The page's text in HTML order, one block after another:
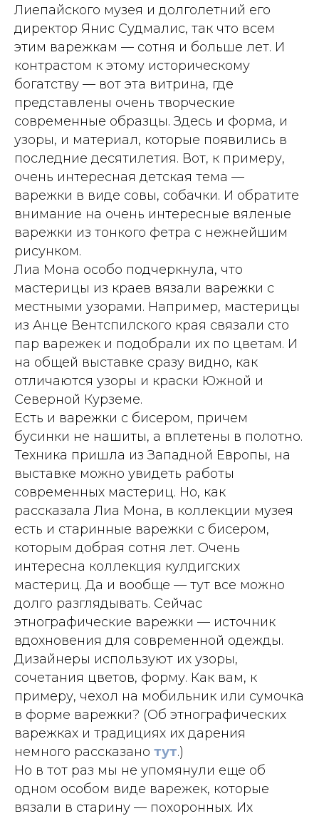
Лиепайского музея и долголетний его
директор Янис Судмалис, так что всем
этим варежкам — сотня и больше лет. И
контрастом к этому историческому
богатству — вот эта витрина, где
представлены очень творческие
современные образцы. Здесь и форма, и
узоры, и материал, которые появились в
последние десятилетия. Вот, к примеру,
очень интересная детская тема —
варежки в виде совы, собачки. И обратите
внимание на очень интересные вяленые
варежки из тонкого фетра с нежнейшим
рисунком.
Лиа Мона особо подчеркнула, что
мастерицы из краев вязали варежки с
местными узорами. Например, мастерицы
из Анце Вентспилского края связали сто
пар варежек и подобрали их по цветам. И
на общей выставке сразу видно, как
отличаются узоры и краски Южной и
Северной Курземе.
Есть и варежки с бисером, причем
бусинки не нашиты, а вплетены в полотно.
Техника пришла из Западной Европы, на
выставке можно увидеть работы
современных мастериц. Но, как
рассказала Лиа Мона, в коллекции музея
есть и старинные варежки с бисером,
которым добрая сотня лет. Очень
интересна коллекция кулдигских
мастериц. Да и вообще — тут все можно
долго разглядывать. Сейчас
этнографические варежки — источник
вдохновения для современной одежды.
Дизайнеры используют их узоры,
сочетания цветов, форму. Как вам, к
примеру, чехол на мобильник или сумочка
в форме варежки? (Об этнографических
варежках и традициях их дарения
немного рассказано тут.)
Но в тот раз мы не упомянули еще об
одном особом виде варежек, которые
вязали в старину — похоронных. Их